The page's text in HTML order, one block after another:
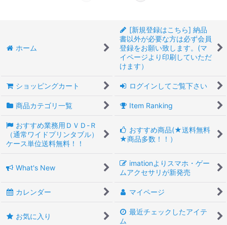
ホーム
[新規登録はこちら] 納品
書以外が必要な方は必ず会員
登録をお願い致します。(マ
イページより印刷していただ
けます）
ショッピングカート ログインしてご覧下さい
商品カテゴリ一覧 Item Ranking
おすすめ業務用ＤＶＤ-Ｒ
（通常ワイドプリンタブル）
ケース単位送料無料！！
おすすめ商品(★送料無料
★商品多数！！）
What's New
imationよりスマホ・ゲー
ムアクセサリが新発売
カレンダー マイページ
お気に入り
最近チェックしたアイテ
ム